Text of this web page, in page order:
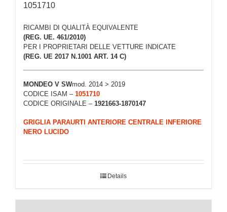
1051710
RICAMBI DI QUALITÀ EQUIVALENTE
(REG. UE. 461/2010)
PER I PROPRIETARI DELLE VETTURE INDICATE
(REG. UE 2017 N.1001 ART. 14 C)
MONDEO V SWmod. 2014 > 2019
CODICE ISAM – 1051710
CODICE ORIGINALE – 1921663-1870147
GRIGLIA PARAURTI ANTERIORE CENTRALE INFERIORE
NERO LUCIDO
Details